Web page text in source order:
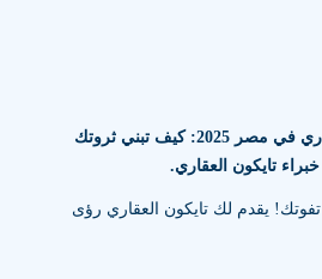
الاستثمار العقاري في مصر 2025: كيف تبني ثروتك
خبراء تايكون العقاري.
تفوتك! يقدم لك تايكون العقاري رؤى